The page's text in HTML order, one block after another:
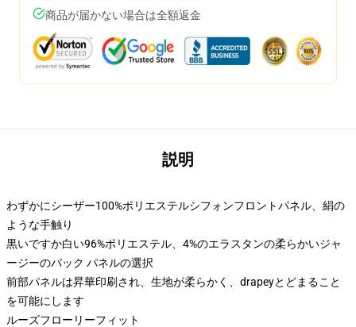
商品が届かない場合は全額返金
説明
わずかにシーザー100%ポリエステルシフォンフロントパネル、絹の
ような手触り
黒いですか白い96%ポリエステル、4%のエラスタンの柔らかいジャ
ージーのバック パネルの選択
前部パネルは昇華印刷され、生地が柔らかく、drapeyとどまること
を可能にします
ルーズフローリーフィット